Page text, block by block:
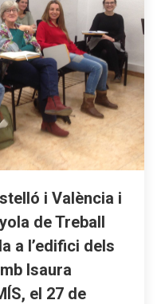
i València i
de Treball
a l’edifici dels
Isaura
el 27 de